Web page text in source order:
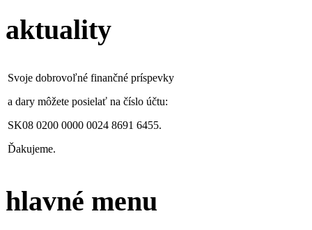
aktuality
Svoje dobrovoľné finančné príspevky
a dary môžete posielať na číslo účtu:
SK08 0200 0000 0024 8691 6455.
Ďakujeme.
hlavné menu